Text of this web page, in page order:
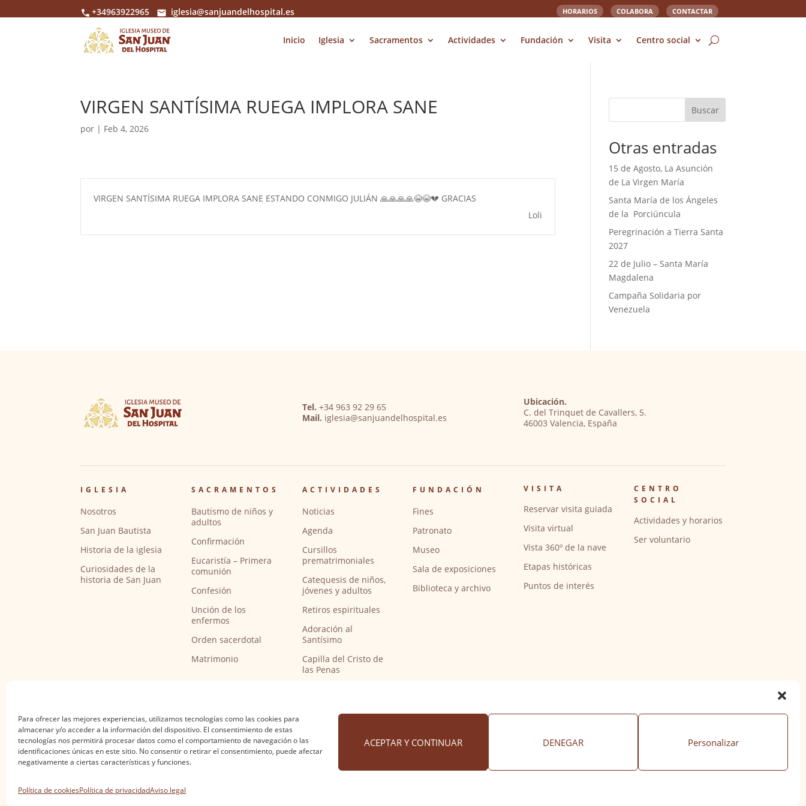
Para ofrecer las mejores experiencias, utilizamos tecnologías como las cookies para
almacenar y/o acceder a la información del dispositivo. El consentimiento de estas
tecnologías nos permitirá procesar datos como el comportamiento de navegación o las
identificaciones únicas en este sitio. No consentir o retirar el consentimiento, puede afectar
negativamente a ciertas características y funciones.
ACEPTAR Y CONTINUAR DENEGAR Personalizar
Política de cookiesPolítica de privacidadAviso legal
+34963922965 iglesia@sanjuandelhospital.es HORARIOS COLABORA CONTACTAR
Inicio Iglesia Sacramentos Actividades Fundación Visita Centro social
VIRGEN SANTÍSIMA RUEGA IMPLORA SANE
por | Feb 4, 2026
VIRGEN SANTÍSIMA RUEGA IMPLORA SANE ESTANDO CONMIGO JULIÁN 🙏🙏🙏🙏😭😭💔 GRACIAS
Loli
Buscar
Otras entradas
15 de Agosto, La Asunción
de La Virgen María
Santa María de los Ángeles
de la Porciúncula
Peregrinación a Tierra Santa
2027
22 de Julio – Santa María
Magdalena
Campaña Solidaria por
Venezuela
Tel. +34 963 92 29 65
Mail. iglesia@sanjuandelhospital.es
Ubicación.
C. del Trinquet de Cavallers, 5.
46003 Valencia, España
IGLESIA
Nosotros
San Juan Bautista
Historia de la iglesia
Curiosidades de la
historia de San Juan
SACRAMENTOS
Bautismo de niños y
adultos
Confirmación
Eucaristía – Primera
comunión
Confesión
Unción de los
enfermos
Orden sacerdotal
Matrimonio
ACTIVIDADES
Noticias
Agenda
Cursillos
prematrimoniales
Catequesis de niños,
jóvenes y adultos
Retiros espirituales
Adoración al
Santísimo
Capilla del Cristo de
las Penas
peregrinos del
FUNDACIÓN
Fines
Patronato
Museo
Sala de exposiciones
Biblioteca y archivo
VISITA
Reservar visita guiada
Visita virtual
Vista 360º de la nave
Etapas históricas
Puntos de interés
CENTRO
SOCIAL
Actividades y horarios
Ser voluntario
Aviso legal· Política de privacidad